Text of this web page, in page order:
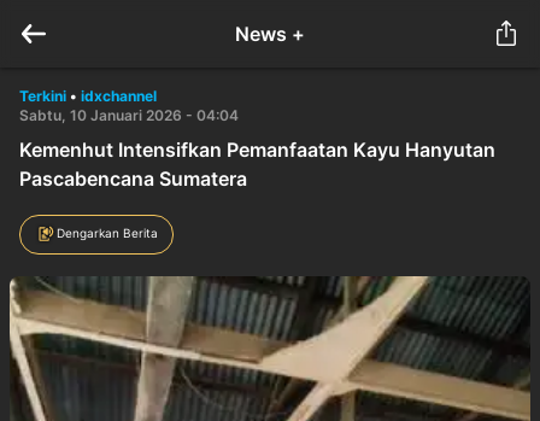
News +
Terkini • idxchannel
Sabtu, 10 Januari 2026 - 04:04
Kemenhut Intensifkan Pemanfaatan Kayu Hanyutan
Pascabencana Sumatera
Dengarkan Berita